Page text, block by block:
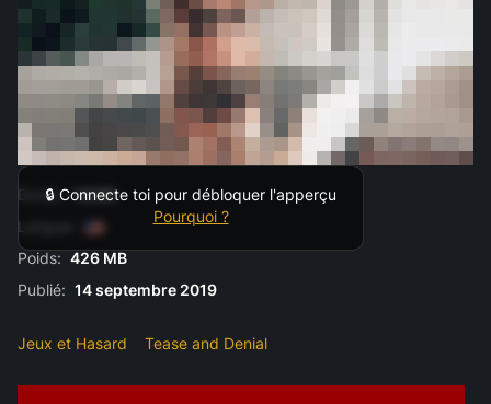
🔒 Connecte toi pour débloquer l'apperçu
Pourquoi ?
Durée: 14:00
Langue:
Poids: 426 MB
Publié: 14 septembre 2019
Jeux et Hasard Tease and Denial